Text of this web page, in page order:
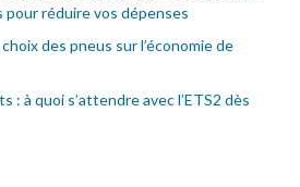
réduire vos dépenses
des pneus sur l’économie de
: à quoi s’attendre avec l’ETS2 dès